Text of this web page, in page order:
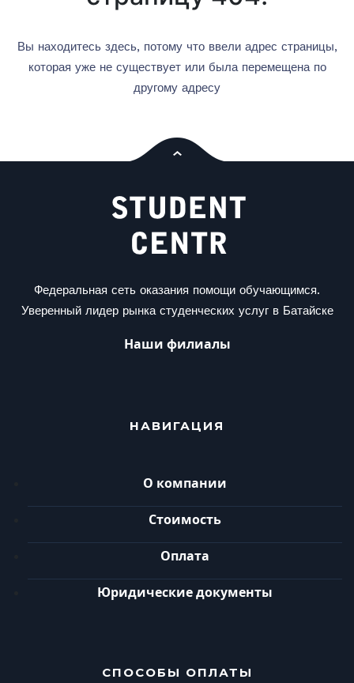
Вы находитесь здесь, потому что ввели адрес страницы,
которая уже не существует или была перемещена по
другому адресу
Федеральная сеть оказания помощи обучающимся.
Уверенный лидер рынка студенческих услуг в Батайске
Наши филиалы
НАВИГАЦИЯ
О компании
Стоимость
Оплата
Юридические документы
СПОСОБЫ ОПЛАТЫ